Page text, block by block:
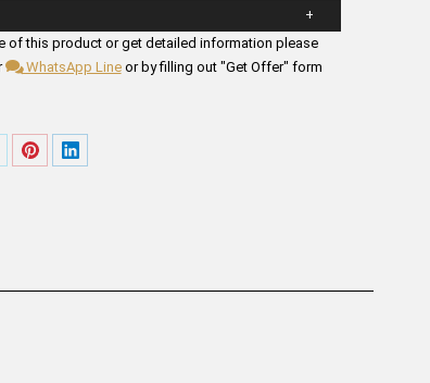
fields below.
of this product or get detailed information please
WhatsApp Lineor by filling out "Get Offer" form
PartagerPartager